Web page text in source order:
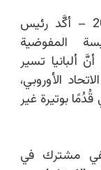
الإيطالية نيوز، الإثنين 13 أكتوبر 2025 – أكَّد رئيس
المفوضية
ألبانيا تسير
الأوروبي،
بوتيرة غير
مشترك في